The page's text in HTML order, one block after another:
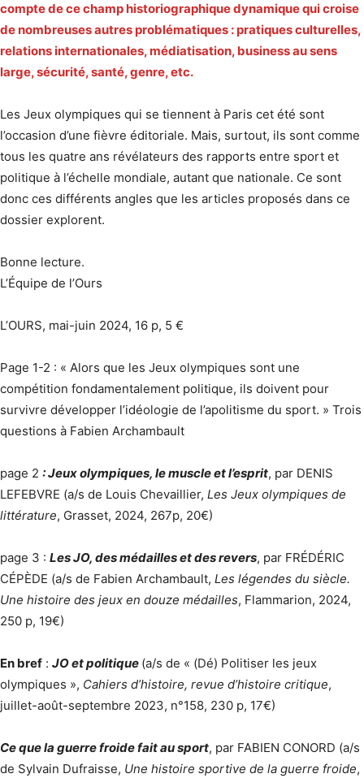
compte de ce champ historiographique dynamique qui croise
de nombreuses autres problématiques : pratiques culturelles,
relations internationales, médiatisation, business au sens
large, sécurité, santé, genre, etc.
Les Jeux olympiques qui se tiennent à Paris cet été sont
l’occasion d’une fièvre éditoriale. Mais, surtout, ils sont comme
tous les quatre ans révélateurs des rapports entre sport et
politique à l’échelle mondiale, autant que nationale. Ce sont
donc ces différents angles que les articles proposés dans ce
dossier explorent.
Bonne lecture.
L’Équipe de l’Ours
L’OURS, mai-juin 2024, 16 p, 5 €
Page 1-2 : « Alors que les Jeux olympiques sont une
compétition fondamentalement politique, ils doivent pour
survivre développer l’idéologie de l’apolitisme du sport. » Trois
questions à Fabien Archambault
page 2 : Jeux olympiques, le muscle et l’esprit, par DENIS
LEFEBVRE (a/s de Louis Chevaillier, Les Jeux olympiques de
littérature, Grasset, 2024, 267p, 20€)
page 3 : Les JO, des médailles et des revers, par FRÉDÉRIC
CÉPÈDE (a/s de Fabien Archambault, Les légendes du siècle.
Une histoire des jeux en douze médailles, Flammarion, 2024,
250 p, 19€)
En bref : JO et politique (a/s de « (Dé) Politiser les jeux
olympiques », Cahiers d’histoire, revue d’histoire critique,
juillet-août-septembre 2023, n°158, 230 p, 17€)
Ce que la guerre froide fait au sport, par FABIEN CONORD (a/s
de Sylvain Dufraisse, Une histoire sportive de la guerre froide,